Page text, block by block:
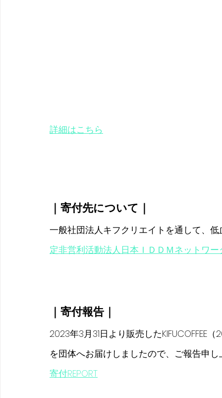
詳細はこちら
｜寄付先について｜
一般社団法人キフクリエイトを通して、
定非営利活動法人日本ＩＤＤＭネットワー
｜寄付報告｜
2023年3月31日より販売したKIFUCOFFEE
を団体へお届けしましたので、ご報告申
寄付REPORT